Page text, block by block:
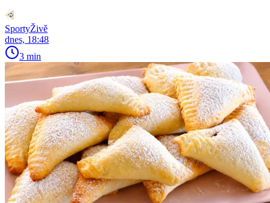
SportyŽivě
dnes, 18:48
3 min